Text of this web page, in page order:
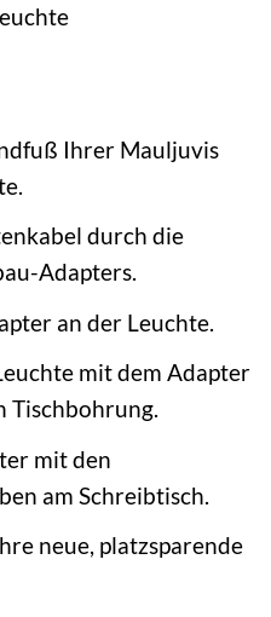
Ihrer Mauljuvis
durch die
Adapters.
an der Leuchte.
mit dem Adapter
Tischbohrung.
mit den
am Schreibtisch.
neue, platzsparende